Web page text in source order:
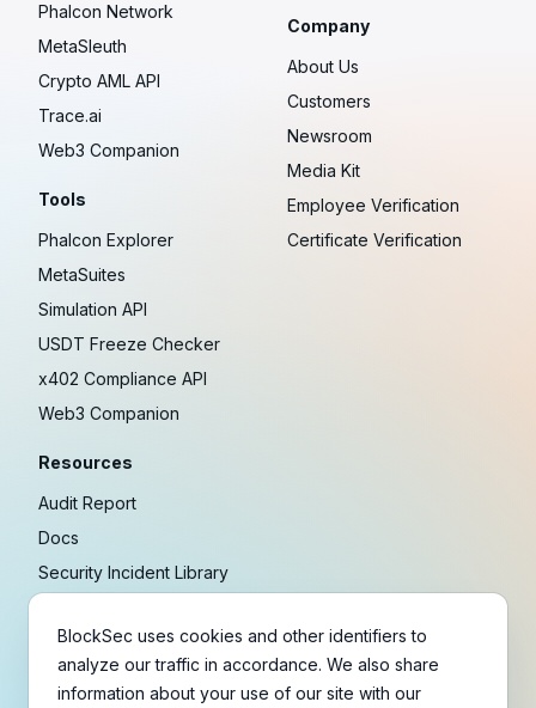
Phalcon Network
MetaSleuth
Crypto AML API
Trace.ai
Web3 Companion
Tools
Phalcon Explorer
MetaSuites
Simulation API
USDT Freeze Checker
x402 Compliance API
Web3 Companion
Resources
Audit Report
Docs
Security Incident Library
Research
Guides
Company
About Us
Customers
Newsroom
Media Kit
Employee Verification
Certificate Verification
BlockSec uses cookies and other identifiers to
analyze our traffic in accordance. We also share
information about your use of our site with our